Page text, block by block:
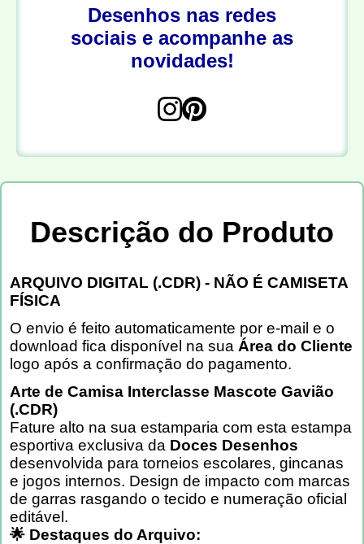
Desenhos nas redes
sociais e acompanhe as
novidades!
Descrição do Produto
ARQUIVO DIGITAL (.CDR) - NÃO É CAMISETA
FÍSICA
O envio é feito automaticamente por e-mail e o
download fica disponível na sua Área do Cliente
logo após a confirmação do pagamento.
Arte de Camisa Interclasse Mascote Gavião
(.CDR)
Fature alto na sua estamparia com esta estampa
esportiva exclusiva da Doces Desenhos
desenvolvida para torneios escolares, gincanas
e jogos internos. Design de impacto com marcas
de garras rasgando o tecido e numeração oficial
editável.
🌟 Destaques do Arquivo: